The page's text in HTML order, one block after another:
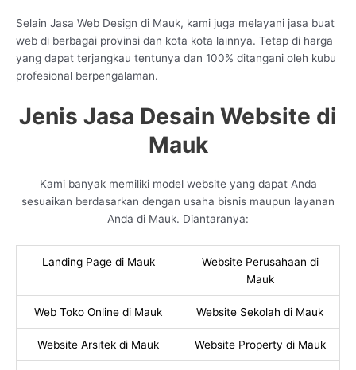
Selain Jasa Web Design di Mauk, kami juga melayani jasa buat
web di berbagai provinsi dan kota kota lainnya. Tetap di harga
yang dapat terjangkau tentunya dan 100% ditangani oleh kubu
profesional berpengalaman.
Jenis Jasa Desain Website di
Mauk
Kami banyak memiliki model website yang dapat Anda
sesuaikan berdasarkan dengan usaha bisnis maupun layanan
Anda di Mauk. Diantaranya:
Landing Page di Mauk
Website Perusahaan di
Mauk
Web Toko Online di Mauk Website Sekolah di Mauk
Website Arsitek di Mauk Website Property di Mauk